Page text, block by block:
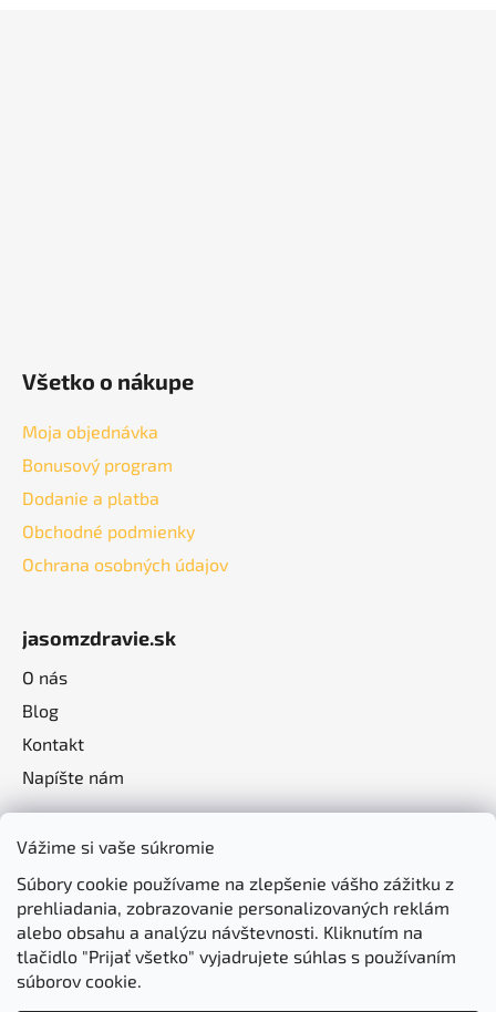
Vážime si vaše súkromie
Súbory cookie používame na zlepšenie vášho zážitku z
prehliadania, zobrazovanie personalizovaných reklám
alebo obsahu a analýzu návštevnosti. Kliknutím na
tlačidlo "Prijať všetko" vyjadrujete súhlas s používaním
súborov cookie.
Všetko o nákupe
Moja objednávka
Bonusový program
Dodanie a platba
Obchodné podmienky
Ochrana osobných údajov
jasomzdravie.sk
O nás
Blog
Kontakt
Napíšte nám